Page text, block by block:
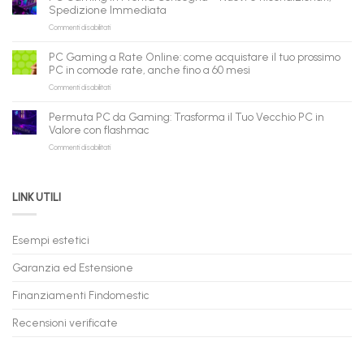
il
tuo
assistente
può
fare
qui
all’ingrosso:
la
B2B
per
Spedizione Immediata
Commenti disabilitatisu
Gaming
in
Pronta
Consegna
Nuovi
Ricondizionati,
Spedizione
PC Gaming a Rate Online: come acquistare il tuo prossimo
PC in comode rate, anche fino a 60 mesi
Commenti disabilitatisu
Gaming
Rate
Online:
anche
a
Permuta PC da Gaming: Trasforma il Tuo Vecchio PC in
Valore con flashmac
Commenti disabilitatisu
in
con
LINK UTILI
Esempi estetici
Garanzia ed Estensione
Finanziamenti Findomestic
Recensioni verificate